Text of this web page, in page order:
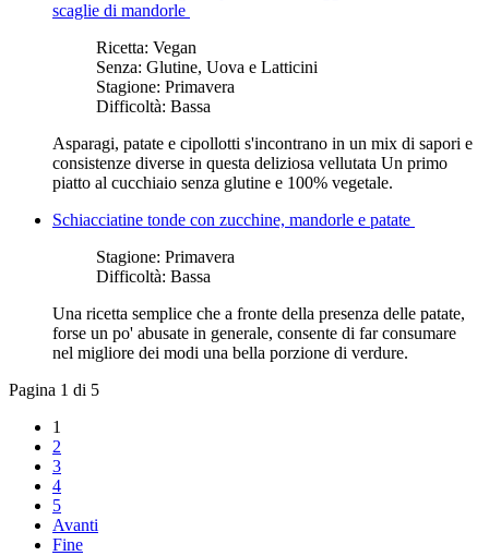
scaglie di mandorle
Ricetta: Vegan
Senza: Glutine, Uova e Latticini
Stagione: Primavera
Difficoltà: Bassa
Asparagi, patate e cipollotti s'incontrano in un mix di sapori e
consistenze diverse in questa deliziosa vellutata Un primo
piatto al cucchiaio senza glutine e 100% vegetale.
Schiacciatine tonde con zucchine, mandorle e patate
Stagione: Primavera
Difficoltà: Bassa
Una ricetta semplice che a fronte della presenza delle patate,
forse un po' abusate in generale, consente di far consumare
nel migliore dei modi una bella porzione di verdure.
Pagina 1 di 5
1
2
3
4
5
Avanti
Fine